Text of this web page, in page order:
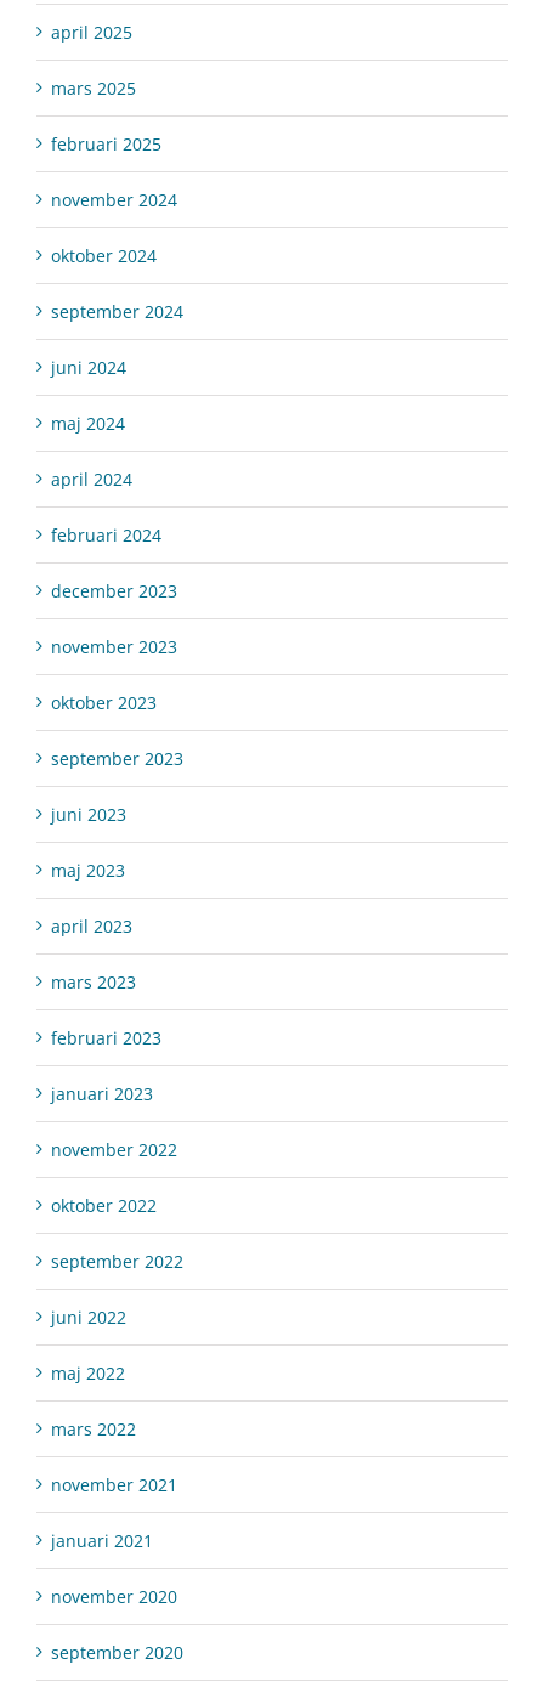
april 2025
mars 2025
februari 2025
november 2024
oktober 2024
september 2024
juni 2024
maj 2024
april 2024
februari 2024
december 2023
november 2023
oktober 2023
september 2023
juni 2023
maj 2023
april 2023
mars 2023
februari 2023
januari 2023
november 2022
oktober 2022
september 2022
juni 2022
maj 2022
mars 2022
november 2021
januari 2021
november 2020
september 2020